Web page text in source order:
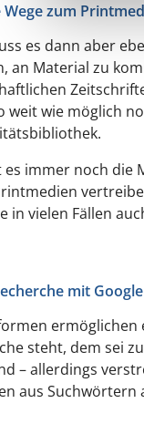
zum
es dann aber
an Material zu
weit wie möglich
es immer noch die
in vielen Fällen
mit Google
ermöglichen
steht, dem sei
– allerdings
aus Suchwörtern